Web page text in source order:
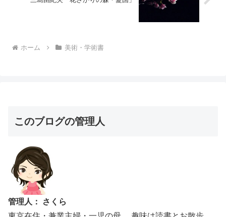
ホーム 美術・学術書
このブログの管理人
管理人： さくら